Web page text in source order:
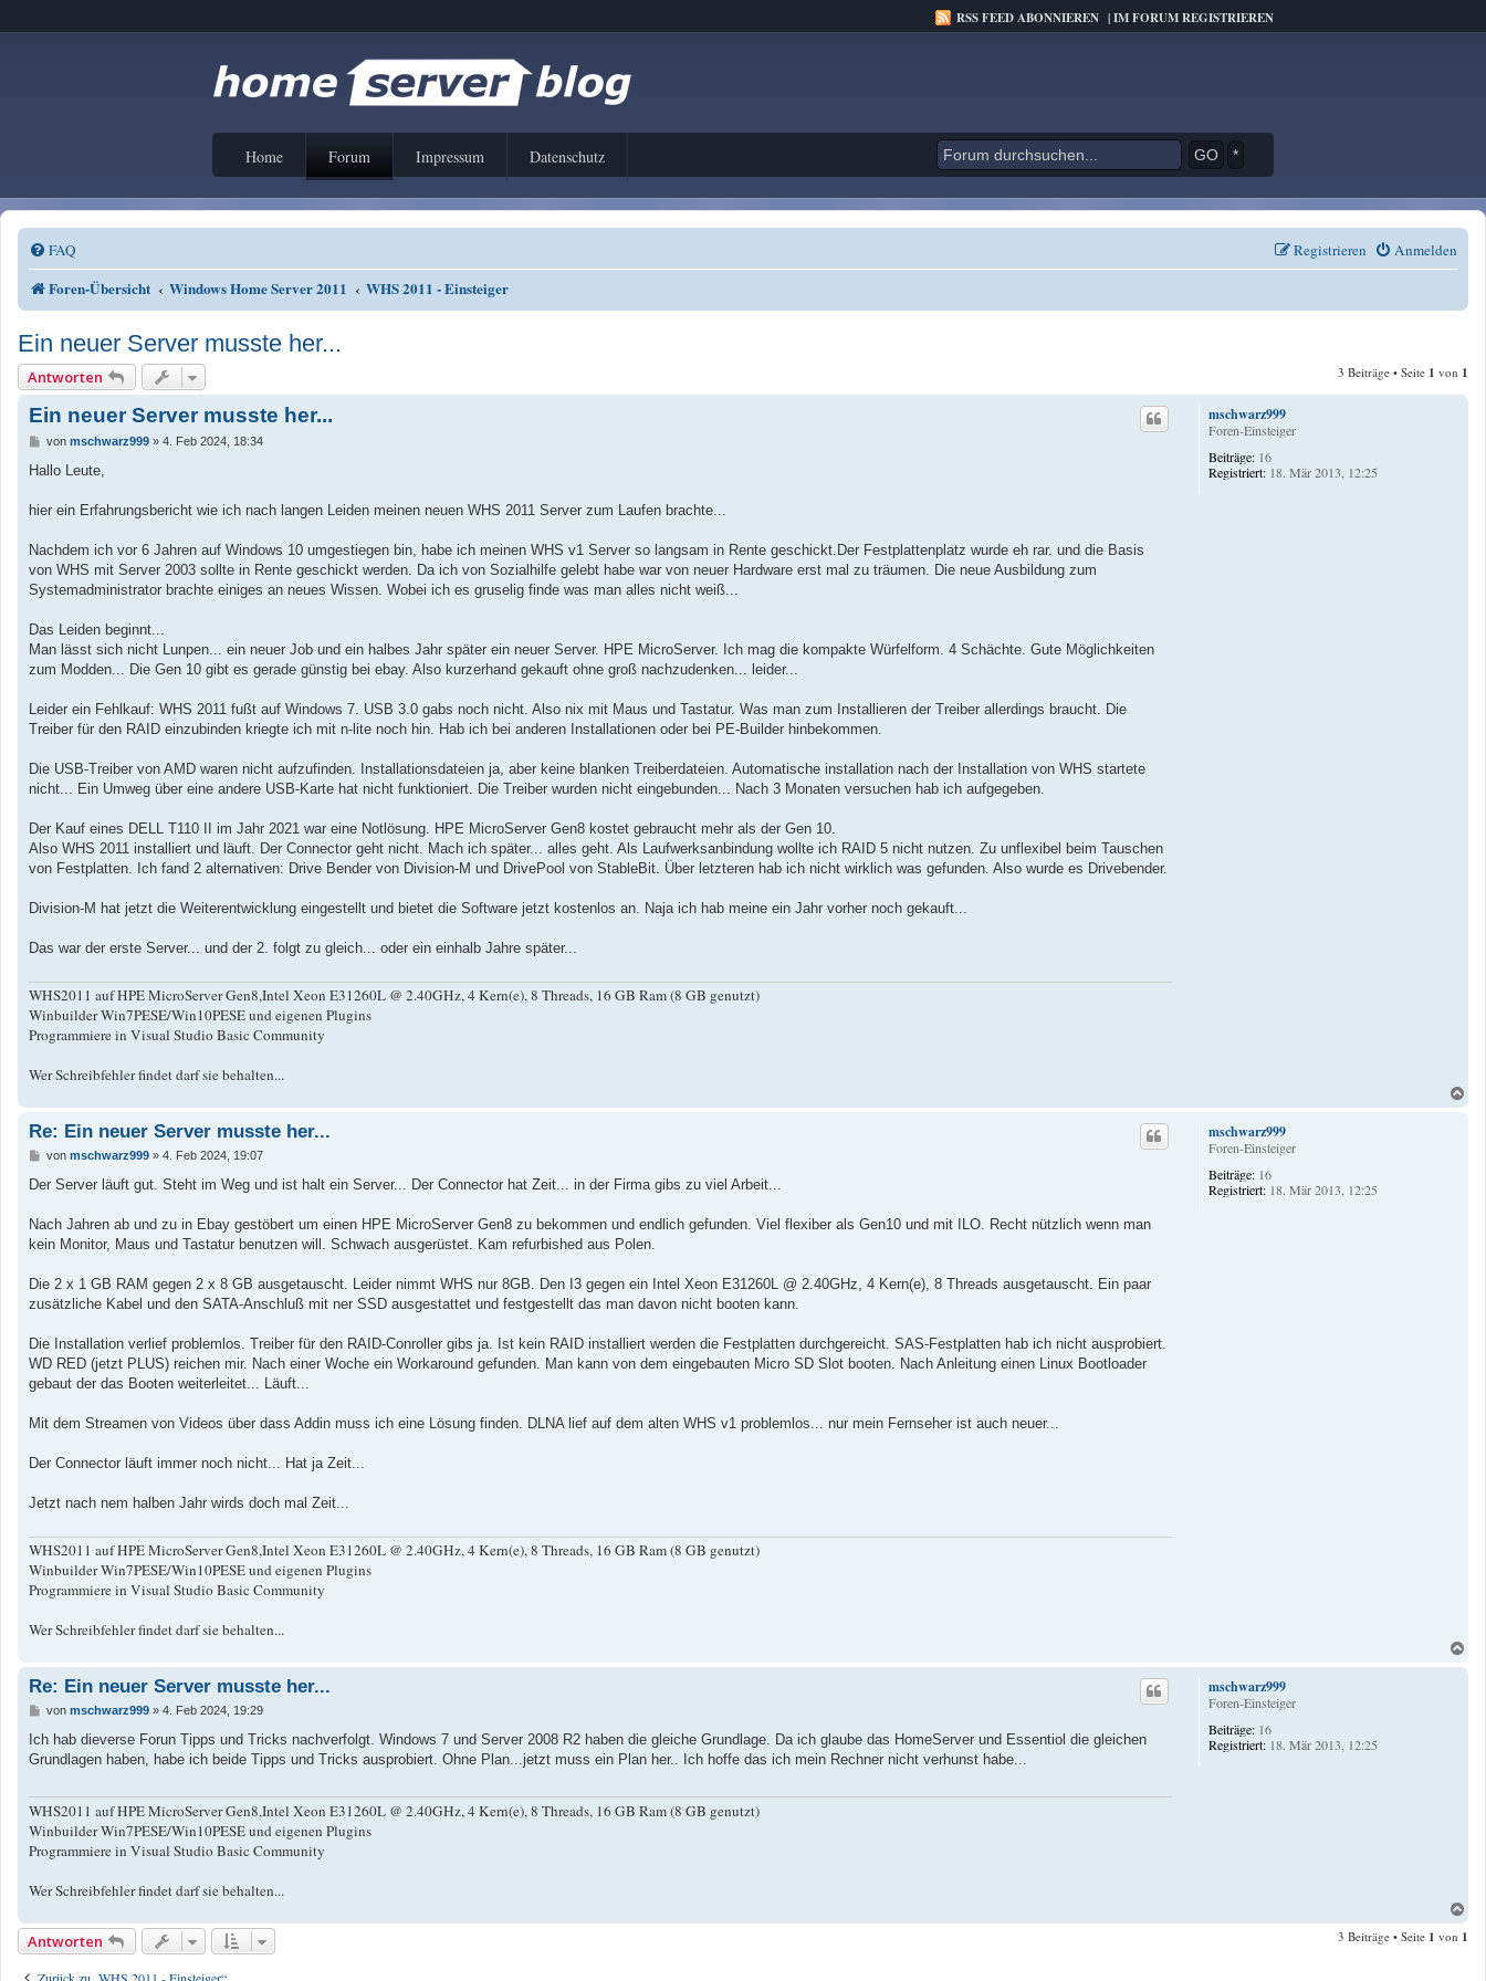
RSS FEED ABONNIEREN |IM FORUM REGISTRIEREN
Home Forum Impressum Datenschutz *
FAQ Anmelden
Registrieren
Foren-Übersicht Windows Home Server 2011 WHS 2011 - Einsteiger
Ein neuer Server musste her...
Antworten 3 Beiträge • Seite 1 von 1
mschwarz999
Foren-Einsteiger
Beiträge: 16
Registriert: 18. Mär 2013, 12:25
Ein neuer Server musste her...
B
i
a
von mschwarz999» 4. Feb 2024, 18:34
Hallo Leute,
hier ein Erfahrungsbericht wie ich nach langen Leiden meinen neuen WHS 2011 Server zum Laufen brachte...
Nachdem ich vor 6 Jahren auf Windows 10 umgestiegen bin, habe ich meinen WHS v1 Server so langsam in Rente geschickt.Der Festplattenplatz wurde eh rar. und die Basis
von WHS mit Server 2003 sollte in Rente geschickt werden. Da ich von Sozialhilfe gelebt habe war von neuer Hardware erst mal zu träumen. Die neue Ausbildung zum
Systemadministrator brachte einiges an neues Wissen. Wobei ich es gruselig finde was man alles nicht weiß...
Das Leiden beginnt...
Man lässt sich nicht Lunpen... ein neuer Job und ein halbes Jahr später ein neuer Server. HPE MicroServer. Ich mag die kompakte Würfelform. 4 Schächte. Gute Möglichkeiten
zum Modden... Die Gen 10 gibt es gerade günstig bei ebay. Also kurzerhand gekauft ohne groß nachzudenken... leider...
Leider ein Fehlkauf: WHS 2011 fußt auf Windows 7. USB 3.0 gabs noch nicht. Also nix mit Maus und Tastatur. Was man zum Installieren der Treiber allerdings braucht. Die
Treiber für den RAID einzubinden kriegte ich mit n-lite noch hin. Hab ich bei anderen Installationen oder bei PE-Builder hinbekommen.
Die USB-Treiber von AMD waren nicht aufzufinden. Installationsdateien ja, aber keine blanken Treiberdateien. Automatische installation nach der Installation von WHS startete
nicht... Ein Umweg über eine andere USB-Karte hat nicht funktioniert. Die Treiber wurden nicht eingebunden... Nach 3 Monaten versuchen hab ich aufgegeben.
Der Kauf eines DELL T110 II im Jahr 2021 war eine Notlösung. HPE MicroServer Gen8 kostet gebraucht mehr als der Gen 10.
Also WHS 2011 installiert und läuft. Der Connector geht nicht. Mach ich später... alles geht. Als Laufwerksanbindung wollte ich RAID 5 nicht nutzen. Zu unflexibel beim Tauschen
von Festplatten. Ich fand 2 alternativen: Drive Bender von Division-M und DrivePool von StableBit. Über letzteren hab ich nicht wirklich was gefunden. Also wurde es Drivebender.
Division-M hat jetzt die Weiterentwicklung eingestellt und bietet die Software jetzt kostenlos an. Naja ich hab meine ein Jahr vorher noch gekauft...
Das war der erste Server... und der 2. folgt zu gleich... oder ein einhalb Jahre später...
WHS2011 auf HPE MicroServer Gen8,Intel Xeon E31260L @ 2.40GHz, 4 Kern(e), 8 Threads, 16 GB Ram (8 GB genutzt)
Winbuilder Win7PESE/Win10PESE und eigenen Plugins
Programmiere in Visual Studio Basic Community
Wer Schreibfehler findet darf sie behalten...
mschwarz999
Foren-Einsteiger
Beiträge: 16
Registriert: 18. Mär 2013, 12:25
Re: Ein neuer Server musste her...
B
i
a
von mschwarz999» 4. Feb 2024, 19:07
Der Server läuft gut. Steht im Weg und ist halt ein Server... Der Connector hat Zeit... in der Firma gibs zu viel Arbeit...
Nach Jahren ab und zu in Ebay gestöbert um einen HPE MicroServer Gen8 zu bekommen und endlich gefunden. Viel flexiber als Gen10 und mit ILO. Recht nützlich wenn man
kein Monitor, Maus und Tastatur benutzen will. Schwach ausgerüstet. Kam refurbished aus Polen.
Die 2 x 1 GB RAM gegen 2 x 8 GB ausgetauscht. Leider nimmt WHS nur 8GB. Den I3 gegen ein Intel Xeon E31260L @ 2.40GHz, 4 Kern(e), 8 Threads ausgetauscht. Ein paar
zusätzliche Kabel und den SATA-Anschluß mit ner SSD ausgestattet und festgestellt das man davon nicht booten kann.
Die Installation verlief problemlos. Treiber für den RAID-Conroller gibs ja. Ist kein RAID installiert werden die Festplatten durchgereicht. SAS-Festplatten hab ich nicht ausprobiert.
WD RED (jetzt PLUS) reichen mir. Nach einer Woche ein Workaround gefunden. Man kann von dem eingebauten Micro SD Slot booten. Nach Anleitung einen Linux Bootloader
gebaut der das Booten weiterleitet... Läuft...
Mit dem Streamen von Videos über dass Addin muss ich eine Lösung finden. DLNA lief auf dem alten WHS v1 problemlos... nur mein Fernseher ist auch neuer...
Der Connector läuft immer noch nicht... Hat ja Zeit...
Jetzt nach nem halben Jahr wirds doch mal Zeit...
WHS2011 auf HPE MicroServer Gen8,Intel Xeon E31260L @ 2.40GHz, 4 Kern(e), 8 Threads, 16 GB Ram (8 GB genutzt)
Winbuilder Win7PESE/Win10PESE und eigenen Plugins
Programmiere in Visual Studio Basic Community
Wer Schreibfehler findet darf sie behalten...
mschwarz999
Foren-Einsteiger
Beiträge: 16
Registriert: 18. Mär 2013, 12:25
Re: Ein neuer Server musste her...
B
i
t
r
von mschwarz999» 4. Feb 2024, 19:29
Ich hab dieverse Forun Tipps und Tricks nachverfolgt. Windows 7 und Server 2008 R2 haben die gleiche Grundlage. Da ich glaube das HomeServer und Essentiol die gleichen
Grundlagen haben, habe ich beide Tipps und Tricks ausprobiert. Ohne Plan...jetzt muss ein Plan her.. Ich hoffe das ich mein Rechner nicht verhunst habe...
WHS2011 auf HPE MicroServer Gen8,Intel Xeon E31260L @ 2.40GHz, 4 Kern(e), 8 Threads, 16 GB Ram (8 GB genutzt)
Winbuilder Win7PESE/Win10PESE und eigenen Plugins
Programmiere in Visual Studio Basic Community
Wer Schreibfehler findet darf sie behalten...
Antworten 3 Beiträge • Seite 1 von 1
Zurück zu „WHS 2011 - Einsteiger“